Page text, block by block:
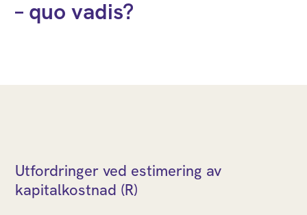
– quo vadis?
Utfordringer ved estimering av
kapitalkostnad (R)